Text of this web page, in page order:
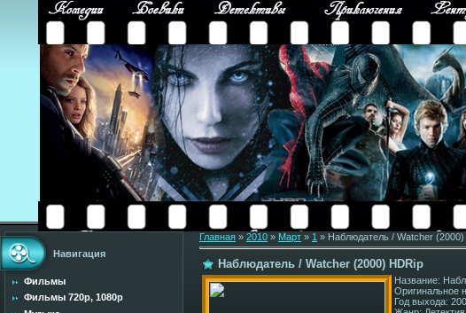
Навигация
Фильмы
Фильмы 720p, 1080p
Главная » 2010 » Март » 1 » Наблюдатель / Watcher (2000)
Наблюдатель / Watcher (2000) HDRip
Название:
Оригинальное
Год выхода: